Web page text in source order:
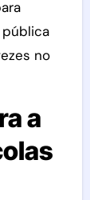
no
a